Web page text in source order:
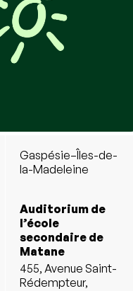
Gaspésie–Îles-de-
la-Madeleine
Auditorium de
l’école
secondaire de
Matane
455, Avenue Saint-
Rédempteur,